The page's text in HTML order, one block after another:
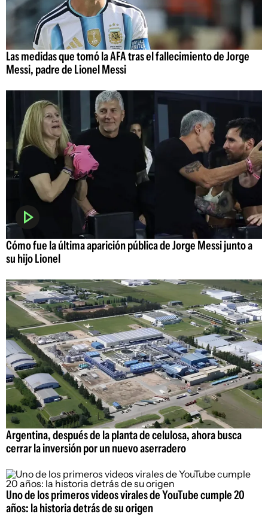
Las medidas que tomó la AFA tras el fallecimiento de Jorge
Messi, padre de Lionel Messi
Cómo fue la última aparición pública de Jorge Messi junto a
su hijo Lionel
Argentina, después de la planta de celulosa, ahora busca
cerrar la inversión por un nuevo aserradero
Uno de los primeros videos virales de YouTube cumple 20
años: la historia detrás de su origen